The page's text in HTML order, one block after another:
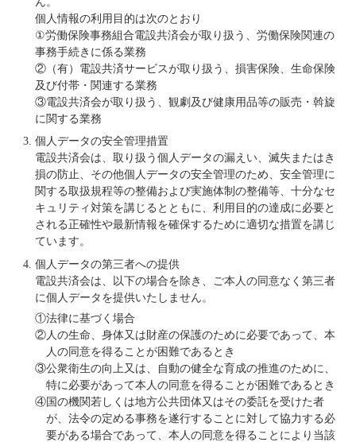
個人情報の利用目的は次のとおり
①労働保険事務組合電設共済会が取り扱う、労働保険関連の
事務手続きに係る業務
②（有）電設共済サービスが取り扱う、損害保険、生命保険
及び付帯・関連する業務
③電設共済会が取り扱う、観劇及び健康用品等の販売・斡旋
に関する業務
個人データの安全管理措置
電設共済会は、取り扱う個人データの漏えい、滅失またはき
損の防止、その他個人データの安全管理のため、安全管理に
関する取扱規程等の整備および実施体制の整備等、十分なセ
キュリティ対策を講じるとともに、利用目的の達成に必要と
される正確性や最新情報を確保するために適切な措置を講じ
ています。
個人データの第三者への提供
電設共済会は、以下の場合を除き、ご本人の同意なく第三者
に個人データを提供いたしません。
①法律に基づく場合
②人の生命、身体又は財産の保護のために必要であって、本
人の同意を得ることが困難であるとき
③公衆衛生の向上又は、自動の健全な育成の推進のために、
特に必要があって本人の同意を得ることが困難であるとき
④国の機関若しくは地方公共団体又はその委託を受けた者
が、法令の定める事務を遂行することに対して協力する必
要がある場合であって、本人の同意を得ることにより当該